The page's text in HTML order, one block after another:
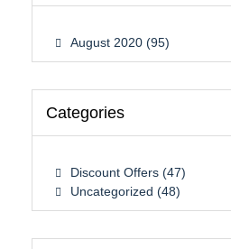
August 2020 (95)
Categories
Discount Offers (47)
Uncategorized (48)